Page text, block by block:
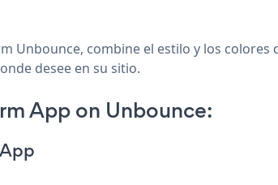
Unbounce, combine el estilo y los
desee en su sitio.
App on Unbounce: